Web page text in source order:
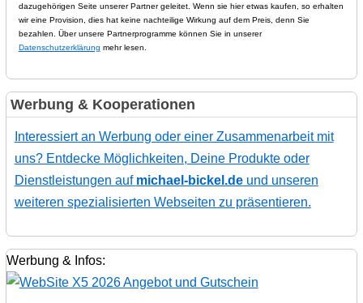
dazugehörigen Seite unserer Partner geleitet. Wenn sie hier etwas kaufen, so erhalten
wir eine Provision, dies hat keine nachteilige Wirkung auf dem Preis, denn Sie
bezahlen. Über unsere Partnerprogramme können Sie in unserer
Datenschutzerklärung mehr lesen.
Werbung & Kooperationen
Interessiert an Werbung oder einer Zusammenarbeit mit
uns? Entdecke Möglichkeiten, Deine Produkte oder
Dienstleistungen auf michael-bickel.deund unseren
weiteren spezialisierten Webseiten zu präsentieren.
Werbung & Infos: